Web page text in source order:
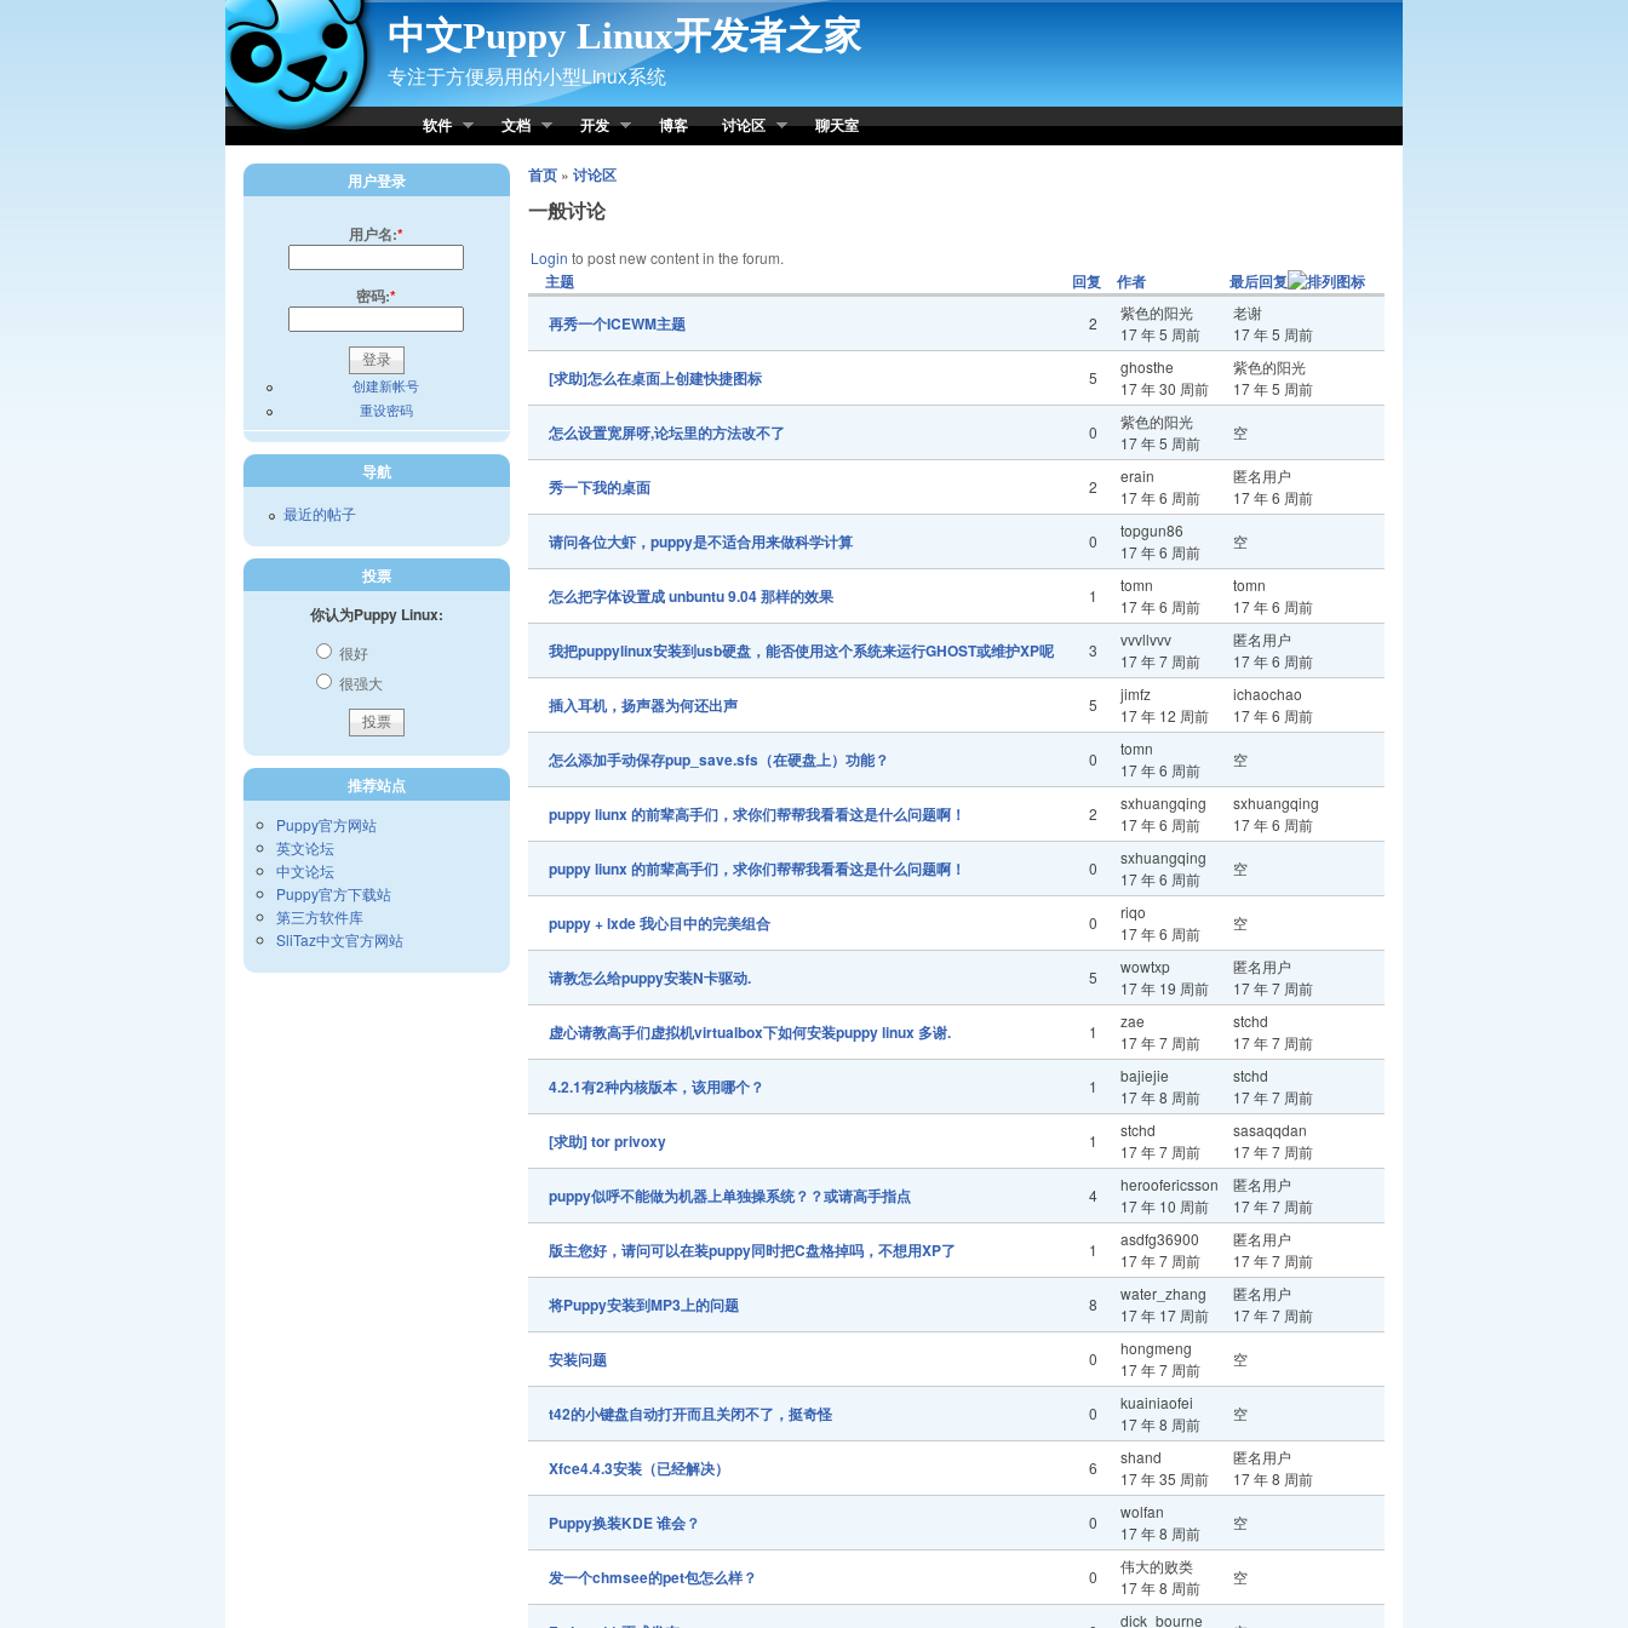
Skip to Content
中文Puppy Linux开发者之家
专注于方便易用的小型Linux系统
软件 文档 开发 博客 讨论区 聊天室
首页» 讨论区
一般讨论
Login to post new content in the forum.
主题 回复 作者
最后回复
再秀一个ICEWM主题
2
紫色的阳光
17 年 5 周前
老谢
17 年 5 周前
[求助]怎么在桌面上创建快捷图标 5
ghosthe
17 年 30 周前
紫色的阳光
17 年 5 周前
怎么设置宽屏呀,论坛里的方法改不了 0
紫色的阳光
17 年 5 周前
空
秀一下我的桌面 2
erain
17 年 6 周前
匿名用户
17 年 6 周前
请问各位大虾，puppy是不适合用来做科学计算 0
topgun86
17 年 6 周前
空
怎么把字体设置成 unbuntu 9.04 那样的效果 1
tomn
17 年 6 周前
tomn
17 年 6 周前
我把puppylinux安装到usb硬盘，能否使用这个系统来运行GHOST或维护XP呢 3
vvvllvvv
17 年 7 周前
匿名用户
17 年 6 周前
插入耳机，扬声器为何还出声 5
jimfz
17 年 12 周前
ichaochao
17 年 6 周前
怎么添加手动保存pup_save.sfs（在硬盘上）功能？ 0
tomn
17 年 6 周前
空
puppy liunx 的前辈高手们，求你们帮帮我看看这是什么问题啊！ 2
sxhuangqing
17 年 6 周前
sxhuangqing
17 年 6 周前
puppy liunx 的前辈高手们，求你们帮帮我看看这是什么问题啊！ 0
sxhuangqing
17 年 6 周前
空
puppy + lxde 我心目中的完美组合 0
riqo
17 年 6 周前
空
请教怎么给puppy安装N卡驱动. 5
wowtxp
17 年 19 周前
匿名用户
17 年 7 周前
虚心请教高手们虚拟机virtualbox下如何安装puppy linux 多谢. 1
zae
17 年 7 周前
stchd
17 年 7 周前
4.2.1有2种内核版本，该用哪个？ 1
bajiejie
17 年 8 周前
stchd
17 年 7 周前
[求助] tor privoxy 1
stchd
17 年 7 周前
sasaqqdan
17 年 7 周前
puppy似呼不能做为机器上单独操系统？？或请高手指点 4
heroofericsson
17 年 10 周前
匿名用户
17 年 7 周前
版主您好，请问可以在装puppy同时把C盘格掉吗，不想用XP了 1
asdfg36900
17 年 7 周前
匿名用户
17 年 7 周前
将Puppy安装到MP3上的问题 8
water_zhang
17 年 17 周前
匿名用户
17 年 7 周前
安装问题 0
hongmeng
17 年 7 周前
空
t42的小键盘自动打开而且关闭不了，挺奇怪 0
kuainiaofei
17 年 8 周前
空
Xfce4.4.3安装（已经解决） 6
shand
17 年 35 周前
匿名用户
17 年 8 周前
Puppy换装KDE 谁会？ 0
wolfan
17 年 8 周前
空
发一个chmsee的pet包怎么样？ 0
伟大的败类
17 年 8 周前
空
dick_bourne
用户登录
用户名:*
密码:*
创建新帐号
重设密码
导航
最近的帖子
投票
你认为Puppy Linux:
很好
很强大
推荐站点
Puppy官方网站
英文论坛
中文论坛
Puppy官方下载站
第三方软件库
SliTaz中文官方网站